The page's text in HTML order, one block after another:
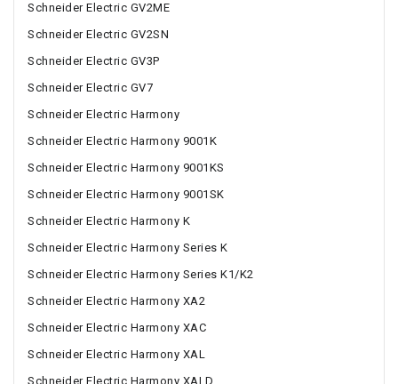
Schneider Electric GV2ME
Schneider Electric GV2SN
Schneider Electric GV3P
Schneider Electric GV7
Schneider Electric Harmony
Schneider Electric Harmony 9001K
Schneider Electric Harmony 9001KS
Schneider Electric Harmony 9001SK
Schneider Electric Harmony K
Schneider Electric Harmony Series K
Schneider Electric Harmony Series K1/K2
Schneider Electric Harmony XA2
Schneider Electric Harmony XAC
Schneider Electric Harmony XAL
Schneider Electric Harmony XALD